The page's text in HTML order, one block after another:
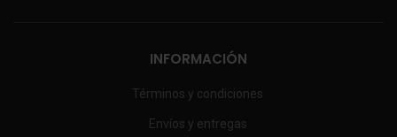
INFORMACIÓN
Términos y condiciones
Envíos y entregas